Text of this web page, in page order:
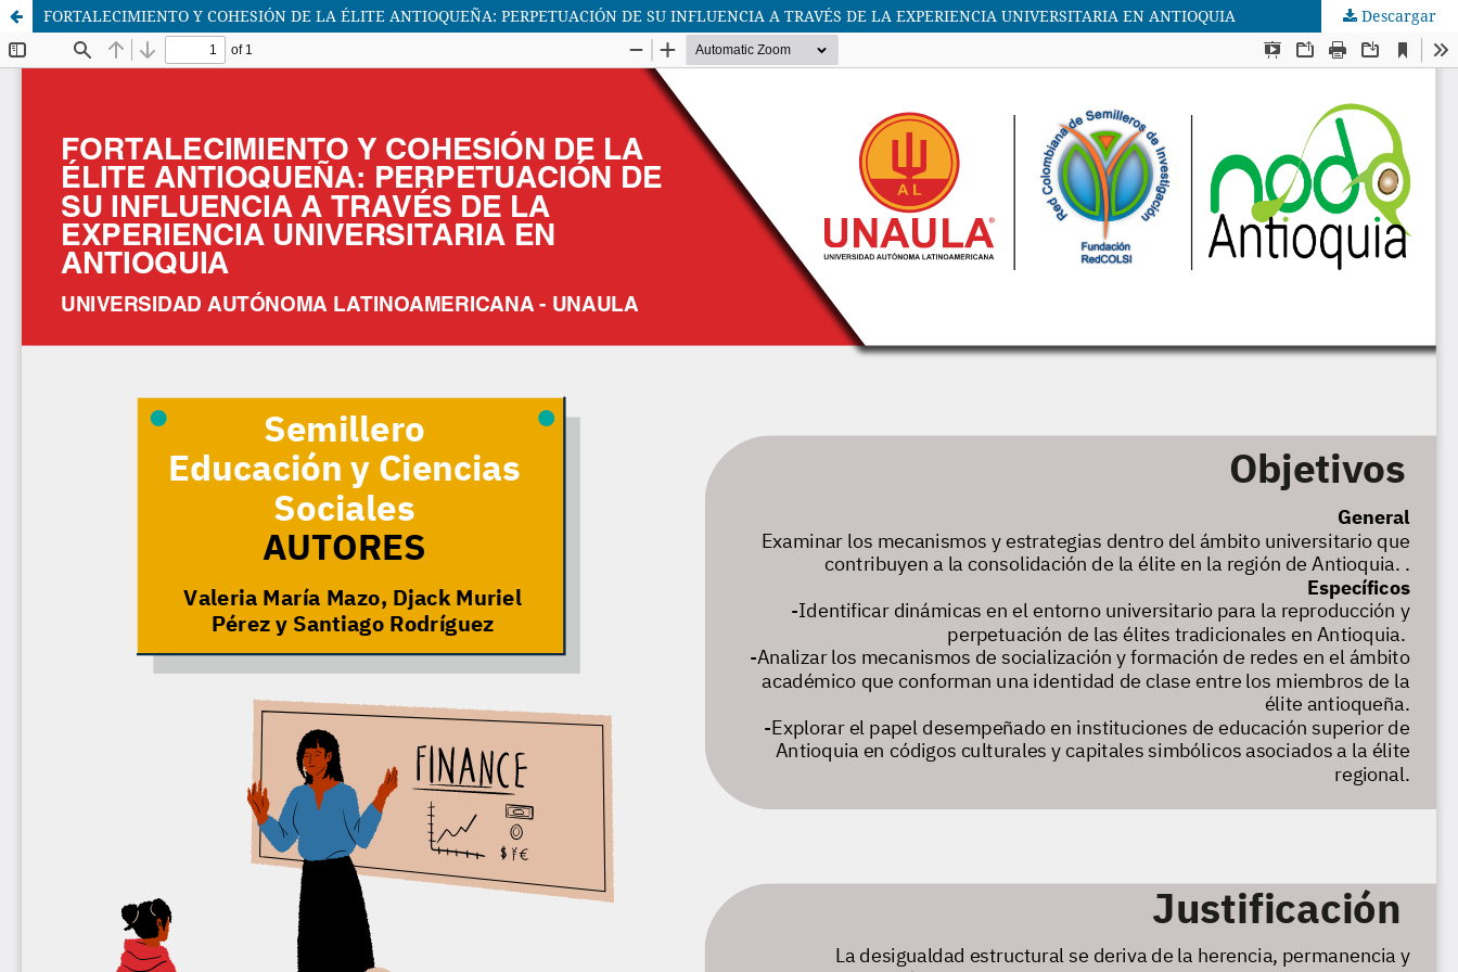
FORTALECIMIENTO Y COHESIÓN DE LA ÉLITE ANTIOQUEÑA: PERPETUACIÓN DE SU INFLUENCIA A TRAVÉS DE LA EXPERIENCIA UNIVERSITARIA EN ANTIOQUIA Descargar